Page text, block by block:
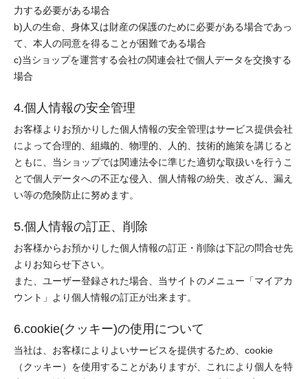
力する必要がある場合
b)人の生命、身体又は財産の保護のために必要がある場合であっ
て、本人の同意を得ることが困難である場合
c)当ショップを運営する会社の関連会社で個人データを交換する
場合
4.個人情報の安全管理
お客様よりお預かりした個人情報の安全管理はサービス提供会社
によって合理的、組織的、物理的、人的、技術的施策を講じると
ともに、当ショップでは関連法令に準じた適切な取扱いを行うこ
とで個人データへの不正な侵入、個人情報の紛失、改ざん、漏え
い等の危険防止に努めます。
5.個人情報の訂正、削除
お客様からお預かりした個人情報の訂正・削除は下記の問合せ先
よりお知らせ下さい。
また、ユーザー登録された場合、当サイトのメニュー「マイアカ
ウント」より個人情報の訂正が出来ます。
6.cookie(クッキー)の使用について
当社は、お客様によりよいサービスを提供するため、cookie
（クッキー）を使用することがありますが、これにより個人を特